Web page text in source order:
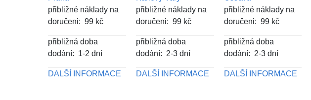
přibližné náklady na
doručeni: 99 kč
přibližná doba
dodání: 1-2 dní
DALŠÍ INFORMACE
přibližné náklady na
doručeni: 99 kč
přibližná doba
dodání: 2-3 dní
DALŠÍ INFORMACE
přibližné náklady na
doručeni: 99 kč
přibližná doba
dodání: 2-3 dní
DALŠÍ INFORMACE